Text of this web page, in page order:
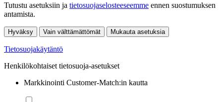
Tutustu asetuksiin ja tietosuojaselosteeseemme ennen suostumuksen
antamista.
Hyväksy Vain välttämättömät Mukauta asetuksia
Tietosuojakäytäntö
Henkilökohtaiset tietosuoja-asetukset
Markkinointi Customer-Match:in kautta